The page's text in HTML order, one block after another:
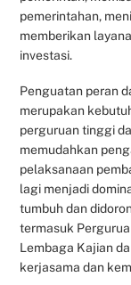
pemerintahan,
memberikan
investasi.
Penguatan peran
merupakan
perguruan tinggi
memudahkan
pelaksanaan
lagi menjadi
tumbuh dan
termasuk
Lembaga Kajian
kerjasama dan